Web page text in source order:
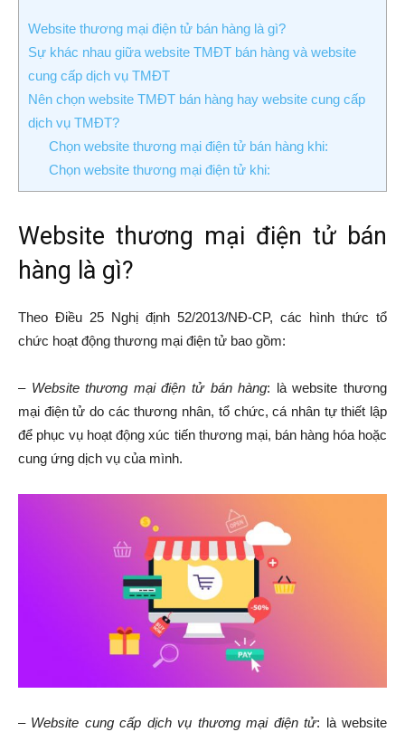
Website thương mại điện tử bán hàng là gì?
Sự khác nhau giữa website TMĐT bán hàng và website
cung cấp dịch vụ TMĐT
Nên chọn website TMĐT bán hàng hay website cung cấp
dịch vụ TMĐT?
Chọn website thương mại điện tử bán hàng khi:
Chọn website thương mại điện tử khi:
Website thương mại điện tử bán
hàng là gì?
Theo Điều 25 Nghị định 52/2013/NĐ-CP, các hình thức tổ
chức hoạt động thương mại điện tử bao gồm:
– Website thương mại điện tử bán hàng: là website thương
mại điện tử do các thương nhân, tổ chức, cá nhân tự thiết lập
để phục vụ hoạt động xúc tiến thương mại, bán hàng hóa hoặc
cung ứng dịch vụ của mình.
– Website cung cấp dịch vụ thương mại điện tử: là website